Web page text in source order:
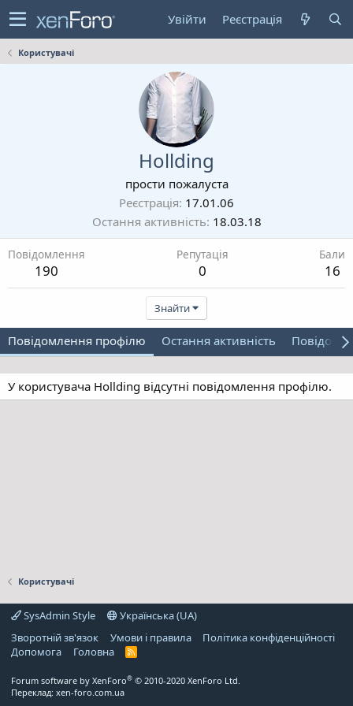
Увійти Реєстрація
Користувачі
Hollding
прости пожалуста
Реєстрація 17.01.06
Остання активність 18.03.18
Повідомлення
190
Репутація
0
Бали
16
Знайти
Повідомлення профілю Остання активність
У користувача Hollding відсутні повідомлення профілю.
Користувачі
SysAdmin Style
Українська (UA)
Зворотній зв'язок
Умови і правила
Політика конфіденційності
Дoпoмoга
Головна
R
Forum software by XenForo® © 2010-2020 XenForo Ltd.
Переклад: xen-foro.com.ua